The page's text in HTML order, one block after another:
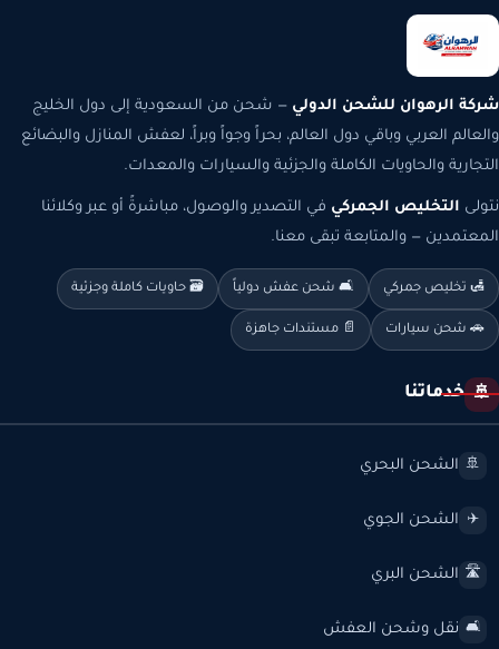
شركة الرهوان للشحن الدولي — شحن من السعودية إلى دول الخليج
والعالم العربي وباقي دول العالم، بحراً وجواً وبراً، لعفش المنازل والبضائع
التجارية والحاويات الكاملة والجزئية والسيارات والمعدات.
نتولى التخليص الجمركي في التصدير والوصول، مباشرةً أو عبر وكلائنا
المعتمدين — والمتابعة تبقى معنا.
🛃 تخليص جمركي 🛋️ شحن عفش دولياً 🗃️ حاويات كاملة وجزئية
🚗 شحن سيارات 📄 مستندات جاهزة
🚢 خدماتنا
🚢 الشحن البحري
✈️ الشحن الجوي
🛣️ الشحن البري
🛋️ نقل وشحن العفش